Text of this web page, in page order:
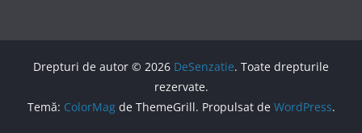
Drepturi de autor © 2026 DeSenzatie. Toate drepturile
rezervate.
Temă: ColorMagde ThemeGrill. Propulsat de WordPress.